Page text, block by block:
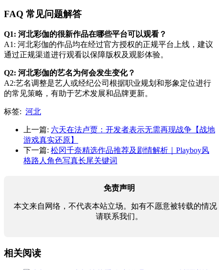
FAQ 常见问题解答
Q1: 河北彩伽的很新作品在哪些平台可以观看？
A1: 河北彩伽的作品均在经过官方授权的正规平台上线，建议
通过正规渠道进行观看以保障版权及观影体验。
Q2: 河北彩伽的艺名为何会发生变化？
A2:艺名调整是艺人或经纪公司根据职业规划和形象定位进行
的常见策略，有助于艺术发展和品牌更新。
标签: 河北
上一篇: 六天在法卢贾：开发者表示无需再现战争【战地
游戏真实还原】
下一篇: 松冈千奈精选作品推荐及剧情解析｜Playboy风
格路人角色写真长尾关键词
免责声明
本文来自网络，不代表本站立场。如有不愿意被转载的情况
请联系我们。
相关阅读